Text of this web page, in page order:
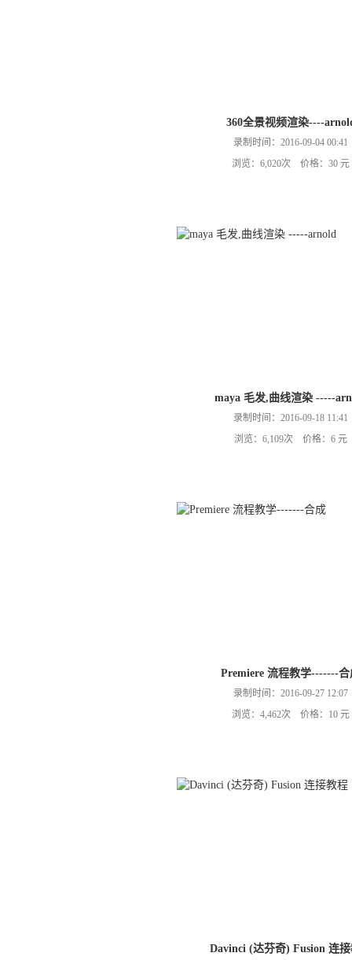
360全景视频渲染----
录制时间：2016-09-04 00:41
浏览：6,020次 价格：30 元
maya 毛发,曲线渲染 -----
录制时间：2016-09-18 11:41
浏览：6,109次 价格：6 元
Premiere 流程教学-------合
录制时间：2016-09-27 12:07
浏览：4,462次 价格：10 元
Davinci (达芬奇) Fusion 连